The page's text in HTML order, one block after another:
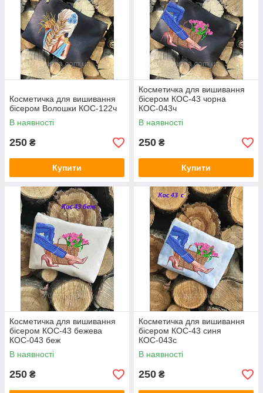
Косметичка для вишивання
бісером Волошки КОС-122ч
В наявності
250 ₴
Купити
Косметичка для вишивання
бісером КОС-43 чорна
КОС-043ч
В наявності
250 ₴
Купити
Косметичка для вишивання
бісером КОС-43 бежева
КОС-043 беж
В наявності
250 ₴
Косметичка для вишивання
бісером КОС-43 синя
КОС-043с
В наявності
250 ₴